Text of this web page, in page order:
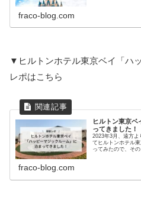
fraco-blog.com
▼ヒルトンホテル東京ベイ「ハ
レポはこちら
ヒルトン東京ベ
ってきました！
2023年3月、遠方
てヒルトンホテル
ってみたので、そ
fraco-blog.com